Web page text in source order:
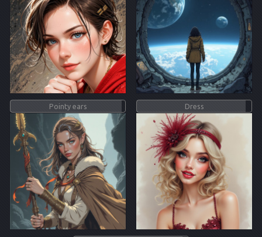
Pointy ears Dress